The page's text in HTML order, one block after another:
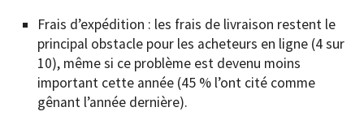
Frais d’expédition : les frais de livraison restent le
principal obstacle pour les acheteurs en ligne (4 sur
10), même si ce problème est devenu moins
important cette année (45 % l’ont cité comme
gênant l’année dernière).